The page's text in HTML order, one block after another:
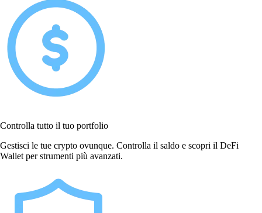
Controlla tutto il tuo portfolio
Gestisci le tue crypto ovunque. Controlla il saldo e scopri il DeFi
Wallet per strumenti più avanzati.